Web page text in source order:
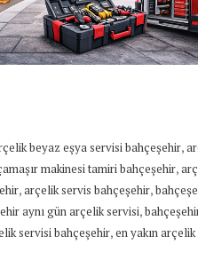
beyaz eşya servisi bahçeşehir,
makinesi tamiri bahçeşehir,
,arçelik servis bahçeşehir,
aynı gün arçelik servisi,
servisi bahçeşehir,en yakın